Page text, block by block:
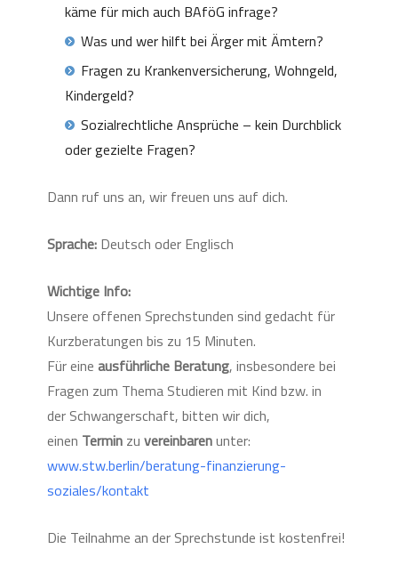
käme für mich auch BAföG infrage?
Was und wer hilft bei Ärger mit Ämtern?
Fragen zu Krankenversicherung, Wohngeld,
Kindergeld?
Sozialrechtliche Ansprüche – kein Durchblick
oder gezielte Fragen?
Dann ruf uns an, wir freuen uns auf dich.
Sprache:Deutsch oder Englisch
Wichtige Info:
Unsere offenen Sprechstunden sind gedacht für
Kurzberatungen bis zu 15 Minuten.
Für eine ausführliche Beratung, insbesondere bei
Fragen zum Thema Studieren mit Kind bzw. in
der Schwangerschaft, bitten wir dich,
einen Termin zu vereinbarenunter:
www.stw.berlin/beratung-finanzierung-
soziales/kontakt
Die Teilnahme an der Sprechstunde ist kostenfrei!